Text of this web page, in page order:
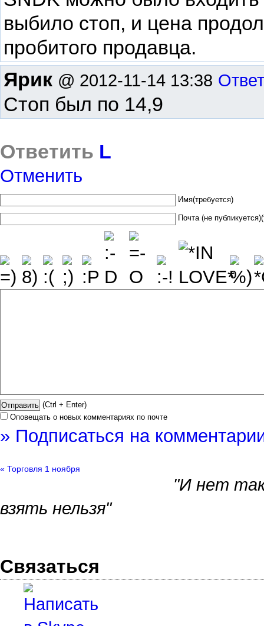
выбило стоп, и цена
пробитого продавца.
Ярик @ 2012-11-14 13:38 Ответ
Стоп был по 14,9
Ответить L
Отменить
Имя(требуется)
Почта (не
(Ctrl + Enter)
Оповещать о новых комментариях по почте
» Подписаться на
« Торговля 1 ноября
"И нет
взять нельзя"
Связаться